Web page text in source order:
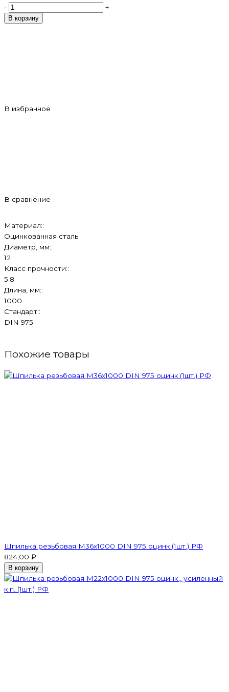
-
+
В корзину
В избранное
В сравнение
Материал::
Оцинкованная сталь
Диаметр, мм::
12
Класс прочности::
5.8
Длина, мм::
1000
Стандарт::
DIN 975
Похожие товары
Шпилька резьбовая M36x1000 DIN 975 оцинк.(1шт.) РФ
824,00 ₽
В корзину